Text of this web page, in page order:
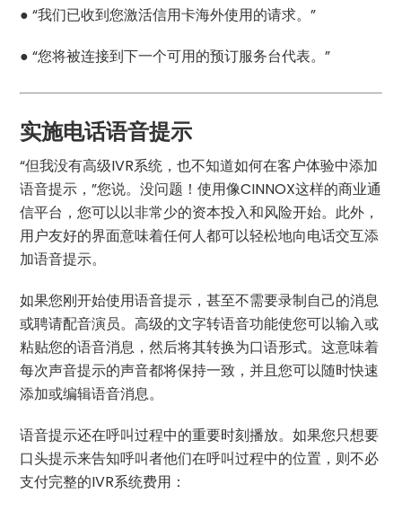
● “我们已收到您激活信用卡海外使用的请求。”
● “您将被连接到下一个可用的预订服务台代表。”
实施电话语音提示
“但我没有高级IVR系统，也不知道如何在客户体验中添加
语音提示，”您说。没问题！使用像CINNOX这样的商业通
信平台，您可以以非常少的资本投入和风险开始。此外，
用户友好的界面意味着任何人都可以轻松地向电话交互添
加语音提示。
如果您刚开始使用语音提示，甚至不需要录制自己的消息
或聘请配音演员。高级的文字转语音功能使您可以输入或
粘贴您的语音消息，然后将其转换为口语形式。这意味着
每次声音提示的声音都将保持一致，并且您可以随时快速
添加或编辑语音消息。
语音提示还在呼叫过程中的重要时刻播放。如果您只想要
口头提示来告知呼叫者他们在呼叫过程中的位置，则不必
支付完整的IVR系统费用：